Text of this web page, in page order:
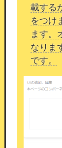
今後も、安
まいります
いたします
機能
のご
平素よりカ
載する
をつけ
ます。
なりま
です。